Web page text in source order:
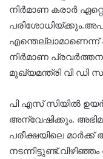
നിർമാണ കരാർ
എന്തെല്ലാമാണെന്ന്
നിർമാണ
മുഖ്യമന്ത്രി വി ഡി
പി എസ് സിയിൽ
അന്വേഷിക്കും.
പരീക്ഷയിലെ